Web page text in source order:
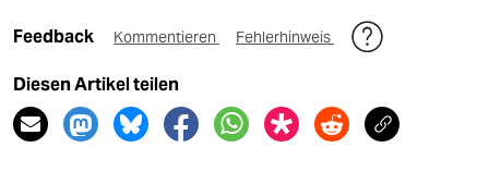
Feedback Kommentieren Fehlerhinweis
Diesen Artikel teilen